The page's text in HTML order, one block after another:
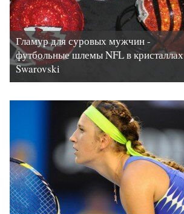
Гламур для суровых мужчин -
футбольные шлемы NFL в кристаллах
Swarovski